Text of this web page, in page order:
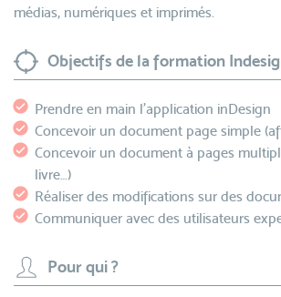
médias, numériques et imprimés.
Objectifs de la formation
Prendre en main l’application inDesign
Concevoir un document page simple
Concevoir un document à pages
livre…)
Réaliser des modifications sur des
Communiquer avec des utilisateurs
Pour qui ?